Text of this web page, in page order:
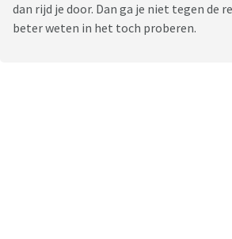
dan rijd je door. Dan ga je niet tegen de
beter weten in het toch proberen.